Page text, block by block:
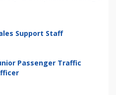
Support Staff
Passenger Traffic